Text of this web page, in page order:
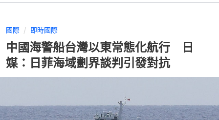
國際 即時國際
中國海警船台灣以東常態化航行 日
媒：日菲海域劃界談判引發對抗